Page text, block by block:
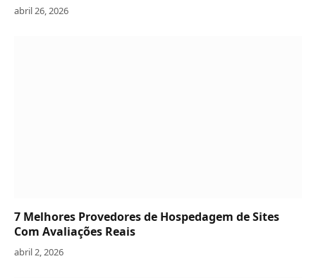
abril 26, 2026
7 Melhores Provedores de Hospedagem de Sites
Com Avaliações Reais
abril 2, 2026